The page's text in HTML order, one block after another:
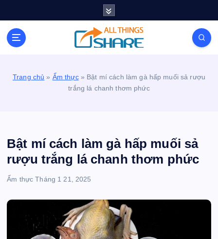
Personal Blog | Knowledge | Technology | Tips |
Pets | Life
Trang chủ » Ẩm thực» Bật mí cách làm gà hấp muối sả rượu
trắng lá chanh thơm phức
Bật mí cách làm gà hấp muối sả
rượu trắng lá chanh thơm phức
Ẩm thực Tháng 1 21, 2025